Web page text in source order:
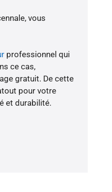
vous
professionnel qui
ce cas,
gratuit. De cette
pour votre
et durabilité.